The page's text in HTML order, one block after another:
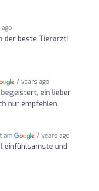
der beste Tierarzt!
7 years ago
ein lieber
nur empfehlen
am 7 years ago
einfühlsamste und